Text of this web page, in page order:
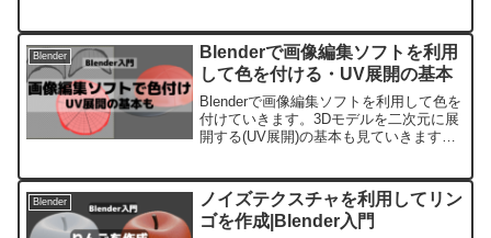
きます。
Blender
Blenderで画像編集ソフトを利用
して色を付ける・UV展開の基本
Blenderで画像編集ソフトを利用して色を
付けていきます。3Dモデルを二次元に展
開する(UV展開)の基本も見ていきます。
初心者でも出来る形で書いています。
Blender
ノイズテクスチャを利用してリン
ゴを作成|Blender入門